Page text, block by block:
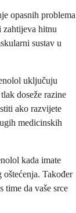
opasnih problema
hitnu
sustav u
uključuju
doseže razine
ako razvijete
medicinskih
kada imate
Također
time da vaše srce